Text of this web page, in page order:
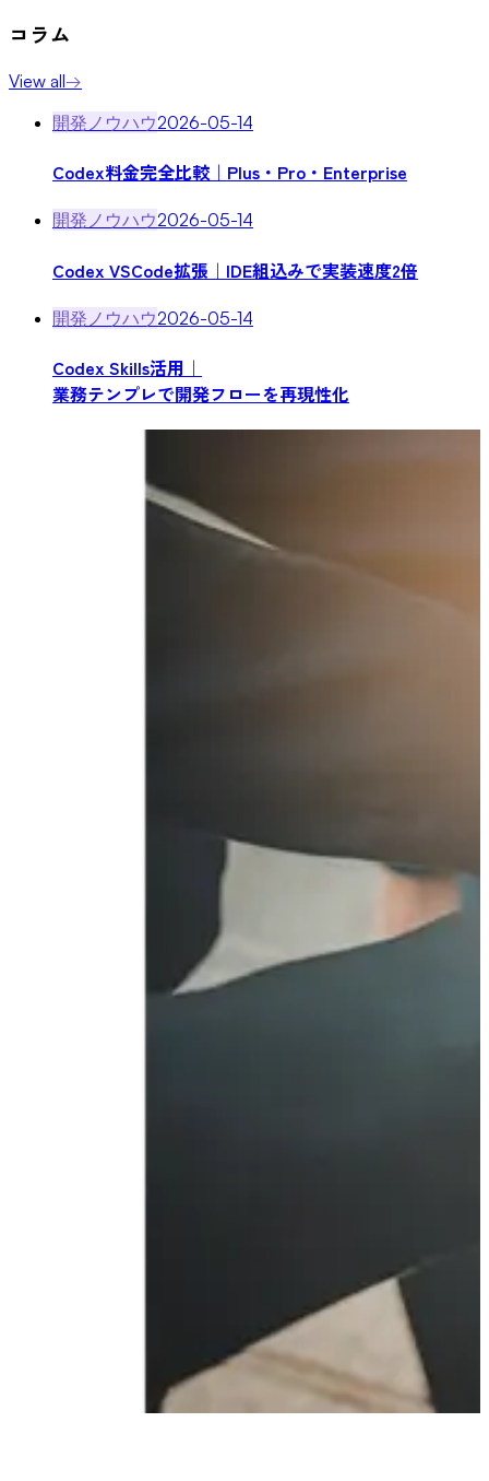
コラム
View all→
開発ノウハウ2026-05-14
Codex料金完全比較｜Plus・Pro・Enterprise
開発ノウハウ2026-05-14
Codex VSCode拡張｜IDE組込みで実装速度2倍
開発ノウハウ2026-05-14
Codex Skills活用｜
業務テンプレで開発フローを再現性化